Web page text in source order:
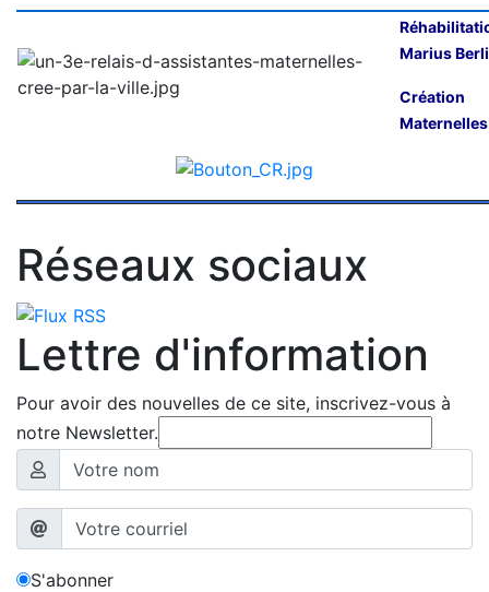
Marius
Création
Réseaux sociaux
Lettre d'information
Pour avoir des nouvelles de ce site, inscrivez-vous à
notre Newsletter.
S'abonner